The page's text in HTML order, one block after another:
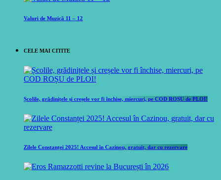
Valuri de Muzică 11 – 12
CELE MAI CITITE
Școlile, grădinițele și creșele vor fi închise, miercuri, pe COD ROȘU de PLOI!
Zilele Constanței 2025! Accesul în Cazinou, gratuit, dar cu rezervare